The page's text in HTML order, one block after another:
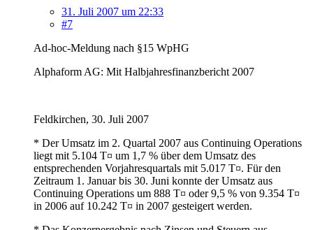
31. Juli 2007 um 22:33
#7
Ad-hoc-Meldung nach §15 WpHG
Alphaform AG: Mit Halbjahresfinanzbericht 2007
Feldkirchen, 30. Juli 2007
* Der Umsatz im 2. Quartal 2007 aus Continuing Operations
liegt mit 5.104 T¤ um 1,7 % über dem Umsatz des
entsprechenden Vorjahresquartals mit 5.017 T¤. Für den
Zeitraum 1. Januar bis 30. Juni konnte der Umsatz aus
Continuing Operations um 888 T¤ oder 9,5 % von 9.354 T¤
in 2006 auf 10.242 T¤ in 2007 gesteigert werden.